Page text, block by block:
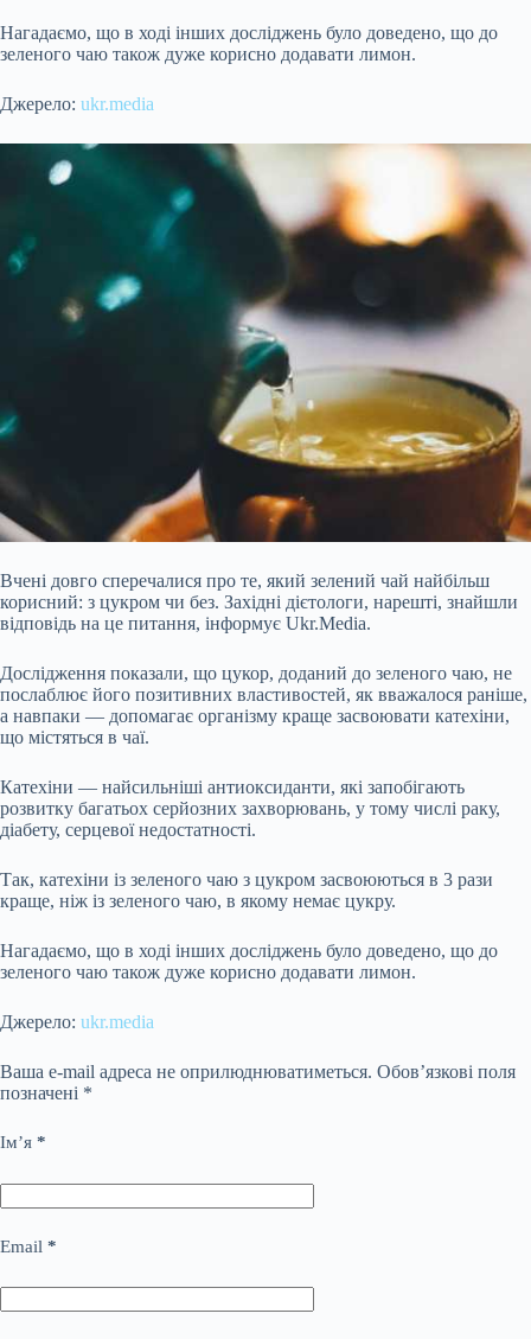
Нагадаємо, що в ході інших досліджень було доведено, що до
зеленого чаю також дуже корисно додавати лимон.
Джерело: ukr.media
Вчені довго сперечалися про те, який зелений чай найбільш
корисний: з цукром чи без. Західні дієтологи, нарешті, знайшли
відповідь на це питання, інформує Ukr.Media.
Дослідження показали, що цукор, доданий до зеленого чаю, не
послаблює його позитивних властивостей, як вважалося раніше,
а навпаки — допомагає організму краще засвоювати катехіни,
що містяться в чаї.
Катехіни — найсильніші антиоксиданти, які запобігають
розвитку багатьох серйозних захворювань, у тому числі раку,
діабету, серцевоїнедостатності.
Так, катехіни із зеленого чаю з цукром засвоюються в 3 рази
краще, ніж із зеленого чаю, в якому немає цукру.
Нагадаємо, що в ході інших досліджень було доведено, що до
зеленого чаю також дуже корисно додавати лимон.
Джерело: ukr.media
Ваша e-mail адреса не оприлюднюватиметься. Обов’язкові поля
позначені *
Ім’я *
Email *